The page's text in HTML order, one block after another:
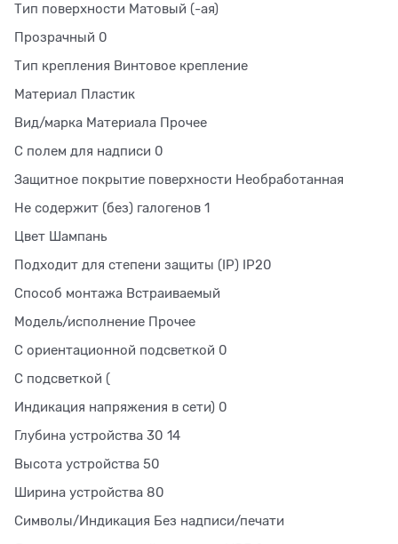
Тип поверхности Матовый (-ая)
Прозрачный 0
Тип крепления Винтовое крепление
Материал Пластик
Вид/марка Материала Прочее
С полем для надписи 0
Защитное покрытие поверхности Необработанная
Не содержит (без) галогенов 1
Цвет Шампань
Подходит для степени защиты (IP) IP20
Способ монтажа Встраиваемый
Модель/исполнение Прочее
С ориентационной подсветкой 0
С подсветкой (
Индикация напряжения в сети) 0
Глубина устройства 30 14
Высота устройства 50
Ширина устройства 80
Символы/Индикация Без надписи/печати